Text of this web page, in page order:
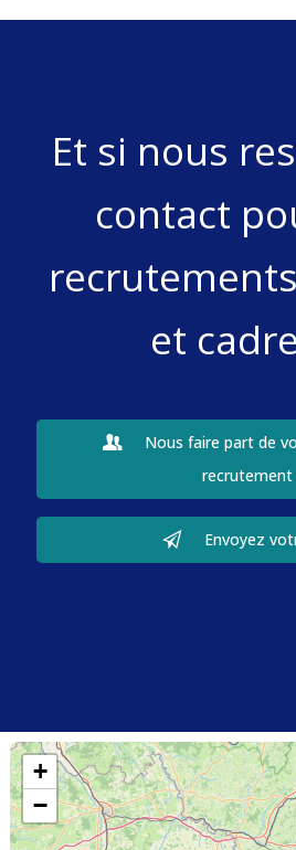
Et si nous
contact
et
Nous faire part de
recrutement
Envoyez
+
−